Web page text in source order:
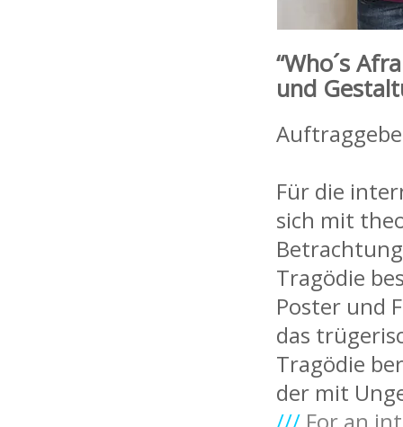
“Who´s
und
Für die
sich mit
Tragödie
Poster und
das
Tragödie
der mit